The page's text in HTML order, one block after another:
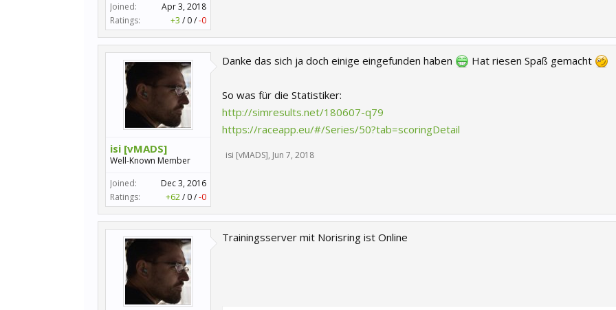
Joined:
Apr 3, 2018
Ratings:
+3 / 0/-0
isi [vMADS]
Well-Known Member
Joined:
Dec 3, 2016
Ratings:
+62/ 0/-0
Danke das sich ja doch einige eingefunden haben Hat riesen Spaß gemacht
So was für die Statistiker:
http://simresults.net/180607-q79
https://raceapp.eu/#/Series/50?tab=scoringDetail
isi [vMADS], Jun 7, 2018
Trainingsserver mit Norisring ist Online